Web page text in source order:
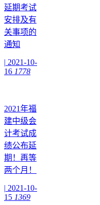
延期考试
安排及有
关事项的
通知
| 2021-10-
16 1778
2021年福
建中级会
计考试成
绩公布延
期！再等
两个月！
| 2021-10-
15 1369